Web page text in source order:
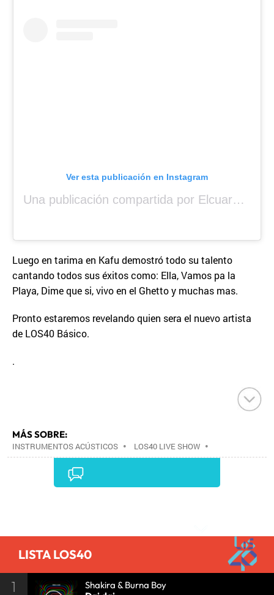
Ver esta publicación en Instagram
Una publicación compartida por Elcuara (@elcuara.25)
Luego en tarima en Kafu demostró todo su talento
cantando todos sus éxitos como: Ella, Vamos pa la
Playa, Dime que si, vivo en el Ghetto y muchas mas.
Pronto estaremos revelando quien sera el nuevo artista
de LOS40 Básico.
.
MÁS SOBRE:
INSTRUMENTOS ACÚSTICOS • LOS40 LIVE SHOW •
CONCIERTOS•LOS40•EVENTOS MUSICALES•
•AGENDA CULTURAL
•PRISA MEDIA•MÚSICA•GRUPO
COMUNICACIÓN•COMUNICACIÓN•
LISTA LOS40
1
Shakira & Burna Boy